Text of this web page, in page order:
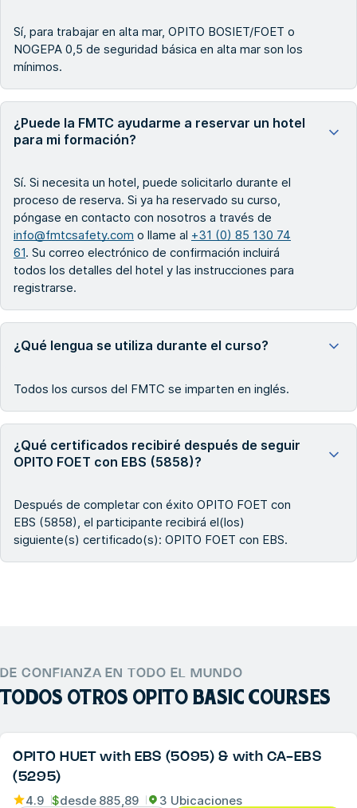
Sí, para trabajar en alta mar, OPITO BOSIET/FOET o
NOGEPA 0,5 de seguridad básica en alta mar son los
mínimos.
¿Puede la FMTC ayudarme a reservar un hotel
para mi formación?
Sí. Si necesita un hotel, puede solicitarlo durante el
proceso de reserva. Si ya ha reservado su curso,
póngase en contacto con nosotros a través de
info@fmtcsafety.com o llame al +31 (0) 85 130 74
61. Su correo electrónico de confirmación incluirá
todos los detalles del hotel y las instrucciones para
registrarse.
¿Qué lengua se utiliza durante el curso?
Todos los cursos del FMTC se imparten en inglés.
¿Qué certificados recibiré después de seguir
OPITO FOET con EBS (5858)?
Después de completar con éxito OPITO FOET con
EBS (5858), el participante recibirá el(los)
siguiente(s) certificado(s): OPITO FOET con EBS.
DE CONFIANZA EN TODO EL MUNDO
TODOS OTROS OPITO BASIC COURSES
OPITO HUET with EBS (5095) & with CA-EBS
(5295)
4.9 $desde 885,89 3 Ubicaciones